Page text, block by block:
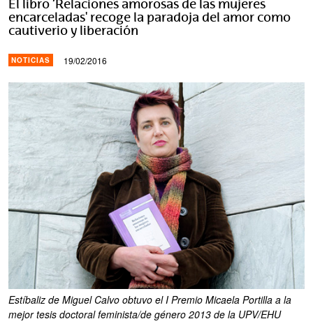
El libro ‘Relaciones amorosas de las mujeres
encarceladas' recoge la paradoja del amor como
cautiverio y liberación
NOTICIAS 19/02/2016
Estíbaliz de Miguel Calvo obtuvo el I Premio Micaela Portilla a la
mejor tesis doctoral feminista/de género 2013 de la UPV/EHU